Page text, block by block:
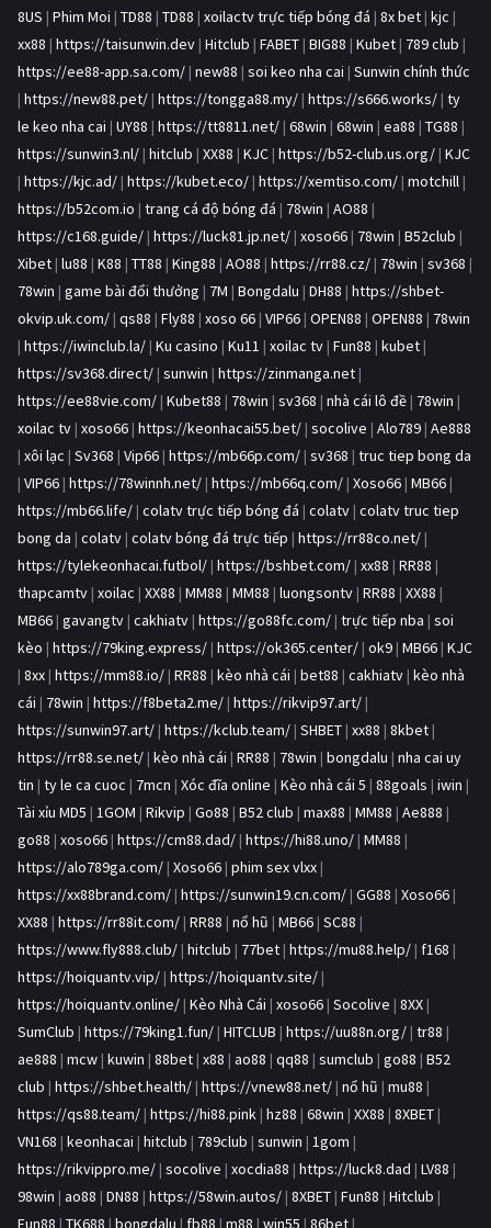
8US | Phim Moi | TD88 | TD88 | xoilactv trực tiếp bóng đá | 8x bet | kjc |
xx88 | https://taisunwin.dev | Hitclub | FABET | BIG88 | Kubet | 789 club |
https://ee88-app.sa.com/ | new88 | soi keo nha cai | Sunwin chính thức
| https://new88.pet/ | https://tongga88.my/ | https://s666.works/ | ty
le keo nha cai | UY88 | https://tt8811.net/ | 68win | 68win | ea88 | TG88 |
https://sunwin3.nl/ | hitclub | XX88 | KJC | https://b52-club.us.org/ | KJC
| https://kjc.ad/ | https://kubet.eco/ | https://xemtiso.com/ | motchill |
https://b52com.io | trang cá độ bóng đá | 78win | AO88 |
https://c168.guide/ | https://luck81.jp.net/ | xoso66 | 78win | B52club |
Xibet | lu88 | K88 | TT88 | King88 | AO88 | https://rr88.cz/ | 78win | sv368 |
78win | game bài đổi thưởng | 7M | Bongdalu | DH88 | https://shbet-
okvip.uk.com/ | qs88 | Fly88 | xoso 66 | VIP66 | OPEN88 | OPEN88 | 78win
| https://iwinclub.la/ | Ku casino | Ku11 | xoilac tv | Fun88 | kubet |
https://sv368.direct/ | sunwin | https://zinmanga.net |
https://ee88vie.com/ | Kubet88 | 78win | sv368 | nhà cái lô đề | 78win |
xoilac tv | xoso66 | https://keonhacai55.bet/ | socolive | Alo789 | Ae888
| xôi lạc | Sv368 | Vip66 | https://mb66p.com/ | sv368 | truc tiep bong da
| VIP66 | https://78winnh.net/ | https://mb66q.com/ | Xoso66 | MB66 |
https://mb66.life/ | colatv trực tiếp bóng đá | colatv | colatv truc tiep
bong da | colatv | colatv bóng đá trực tiếp | https://rr88co.net/ |
https://tylekeonhacai.futbol/ | https://bshbet.com/ | xx88 | RR88 |
thapcamtv | xoilac | XX88 | MM88 | MM88 | luongsontv | RR88 | XX88 |
MB66 | gavangtv | cakhiatv | https://go88fc.com/ | trực tiếp nba | soi
kèo | https://79king.express/ | https://ok365.center/ | ok9 | MB66 | KJC
| 8xx | https://mm88.io/ | RR88 | kèo nhà cái | bet88 | cakhiatv | kèo nhà
cái | 78win | https://f8beta2.me/ | https://rikvip97.art/ |
https://sunwin97.art/ | https://kclub.team/ | SHBET | xx88 | 8kbet |
https://rr88.se.net/ | kèo nhà cái | RR88 | 78win | bongdalu | nha cai uy
tin | ty le ca cuoc | 7mcn | Xóc đĩa online | Kèo nhà cái 5 | 88goals | iwin |
Tài xỉu MD5 | 1GOM | Rikvip | Go88 | B52 club | max88 | MM88 | Ae888 |
go88 | xoso66 | https://cm88.dad/ | https://hi88.uno/ | MM88 |
https://alo789ga.com/ | Xoso66 | phim sex vlxx |
https://xx88brand.com/ | https://sunwin19.cn.com/ | GG88 | Xoso66 |
XX88 | https://rr88it.com/ | RR88 | nổ hũ | MB66 | SC88 |
https://www.fly888.club/ | hitclub | 77bet | https://mu88.help/ | f168 |
https://hoiquantv.vip/ | https://hoiquantv.site/ |
https://hoiquantv.online/ | Kèo Nhà Cái | xoso66 | Socolive | 8XX |
SumClub | https://79king1.fun/ | HITCLUB | https://uu88n.org/ | tr88 |
ae888 | mcw | kuwin | 88bet | x88 | ao88 | qq88 | sumclub | go88 | B52
club | https://shbet.health/ | https://vnew88.net/ | nổ hũ | mu88 |
https://qs88.team/ | https://hi88.pink | hz88 | 68win | XX88 | 8XBET |
VN168 | keonhacai | hitclub | 789club | sunwin | 1gom |
https://rikvippro.me/ | socolive | xocdia88 | https://luck8.dad | LV88 |
98win | ao88 | DN88 | https://58win.autos/ | 8XBET | Fun88 | Hitclub |
Fun88 | TK688 | bongdalu | fb88 | m88 | win55 | 86bet |